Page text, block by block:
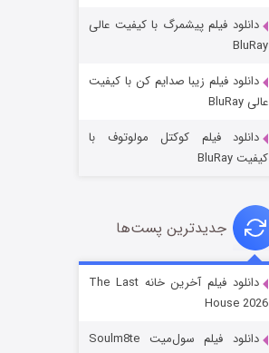
جادوگری در مغولستان
دانلود فیلم پیشمرگ با کیفیت عالی
BluRay
دانلود فیلم زیبا صدایم کن با کیفیت
عالی BluRay
دانلود فیلم کوکتل مولوتوف با
کیفیت BluRay
جدیدترین پست‌ها
دانلود فیلم آخرین خانه The Last
House 2026
دانلود فیلم سول‌میت Soulm8te